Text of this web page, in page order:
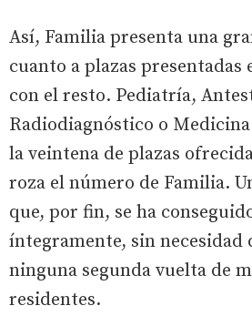
Así, Familia presenta una
cuanto a plazas presentadas
con el resto. Pediatría,
Radiodiagnóstico o
la veintena de plazas
roza el número de Familia.
que, por fin, se ha
íntegramente, sin necesidad
ninguna segunda vuelta de
residentes.